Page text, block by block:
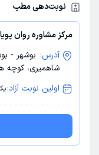
نوبت‌دهی مطب
مرکز مشاوره روان پویا
آدرس: بوشهر -
شاهمیری، کوچه هتل
اولین نوبت آزاد: